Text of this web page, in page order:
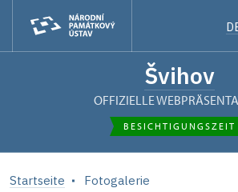
Švihov
OFFIZIELLE
BESICHTIGUNGSZEIT
Startseite Fotogalerie